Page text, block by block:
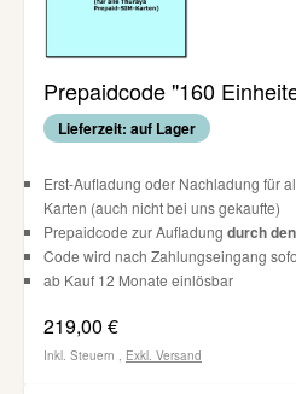
Prepaidcode "160
Lieferzeit: auf Lager
Erst-Aufladung oder Nachladung für
Karten (auch nicht bei uns gekaufte)
Prepaidcode zur Aufladung durch
Code wird nach Zahlungseingang
ab Kauf 12 Monate einlösbar
219,00 €
Inkl. Steuern , Exkl. Versand